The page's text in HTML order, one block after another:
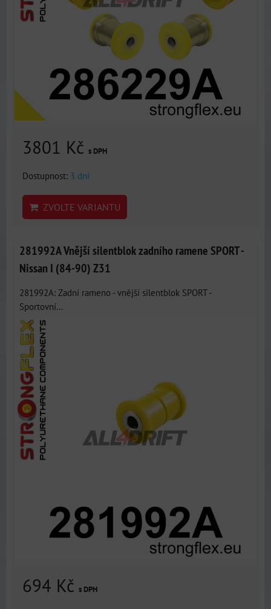
3801 Kč s DPH
Dostupnost: 3 dni
ZVOLTE VARIANTU
281992A Vnější silentblok zadního ramene SPORT -
Nissan I (84-90) Z31
281992A: Zadní rameno - vnější silentblok SPORT -
Sportovní...
694 Kč s DPH